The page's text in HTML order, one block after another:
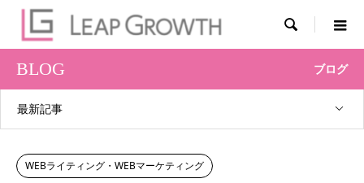

BLOG ブログ
最新記事
WEBライティング・WEBマーケティング